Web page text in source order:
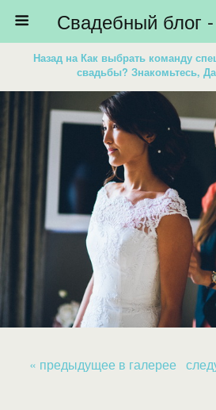
Назад на Как выбрать команду
свадьбы? Знакомьтесь,
« предыдущее в галерее